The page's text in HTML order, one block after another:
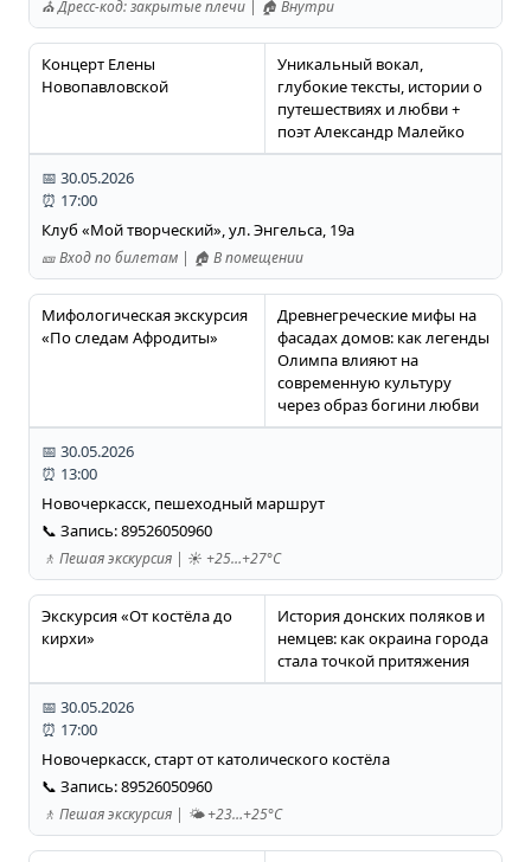
⛪ Дресс-код: закрытые плечи | 🏠 Внутри
Концерт Елены
Новопавловской
Уникальный вокал,
глубокие тексты, истории о
путешествиях и любви +
поэт Александр Малейко
📅 30.05.2026
⏰ 17:00
Клуб «Мой творческий», ул. Энгельса, 19а
🎫 Вход по билетам | 🏠 В помещении
Мифологическая экскурсия
«По следам Афродиты»
Древнегреческие мифы на
фасадах домов: как легенды
Олимпа влияют на
современную культуру
через образ богини любви
📅 30.05.2026
⏰ 13:00
Новочеркасск, пешеходный маршрут
📞 Запись: 89526050960
🚶 Пешая экскурсия | ☀️ +25…+27°C
Экскурсия «От костёла до
кирхи»
История донских поляков и
немцев: как окраина города
стала точкой притяжения
📅 30.05.2026
⏰ 17:00
Новочеркасск, старт от католического костёла
📞 Запись: 89526050960
🚶 Пешая экскурсия | 🌤️ +23…+25°C